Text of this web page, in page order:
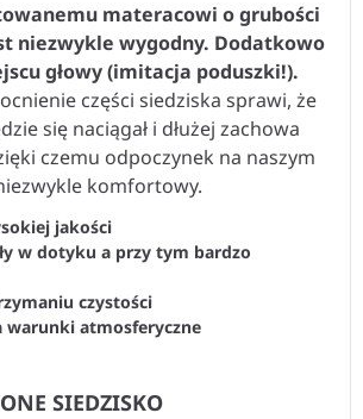
materacowi o grubości
niezwykle wygodny. Dodatkowo
głowy (imitacja poduszki!).
części siedziska sprawi, że
się naciągał i dłużej zachowa
czemu odpoczynek na naszym
komfortowy.
jakości
w dotyku a przy tym bardzo
czystości
warunki atmosferyczne
SIEDZISKO